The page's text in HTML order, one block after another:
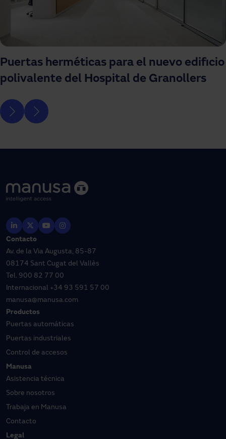
Puertas herméticas para el nuevo edificio
polivalente del Hospital de Granollers
Contacto
Av. de la Via Augusta, 85-87
08174 Sant Cugat del Vallès
Tel. 900 82 77 00
Internacional +34 93 591 57 00
manusa@manusa.com
Productos
Puertas automáticas
Puertas industriales
Control de accesos
Manusa
Asistencia técnica
Sobre nosotros
Trabaja en Manusa
Contacto
Legal